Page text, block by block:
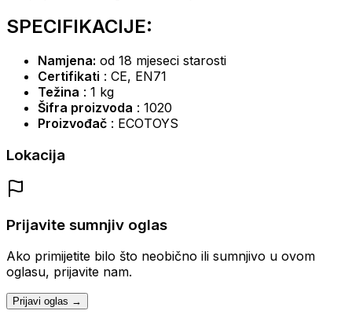
SPECIFIKACIJE:
Namjena: od 18 mjeseci starosti
Certifikati : CE, EN71
Težina : 1 kg
Šifra proizvoda : 1020
Proizvođač : ECOTOYS
Lokacija
Prijavite sumnjiv oglas
Ako primijetite bilo što neobično ili sumnjivo u ovom
oglasu, prijavite nam.
Prijavi oglas →